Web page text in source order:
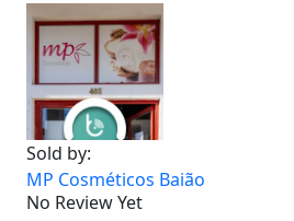
Sold by:
MP Cosméticos Baião
No Review Yet